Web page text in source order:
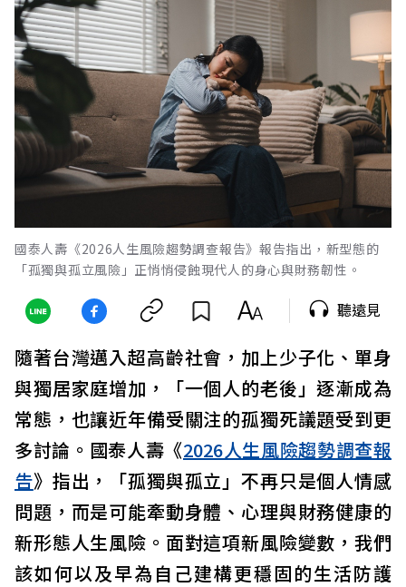
國泰人壽《2026人生風險趨勢調查報告》報告指出，新型態的
「孤獨與孤立風險」正悄悄侵蝕現代人的身心與財務韌性。
聽遠見
隨著台灣邁入超高齡社會，加上少子化、單身
與獨居家庭增加，「一個人的老後」逐漸成為
常態，也讓近年備受關注的孤獨死議題受到更
多討論。國泰人壽《2026人生風險趨勢調查報
告》指出，「孤獨與孤立」不再只是個人情感
問題，而是可能牽動身體、心理與財務健康的
新形態人生風險。面對這項新風險變數，我們
該如何以及早為自己建構更穩固的生活防護